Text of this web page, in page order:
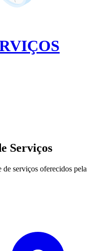
Serviços
serviços oferecidos pela